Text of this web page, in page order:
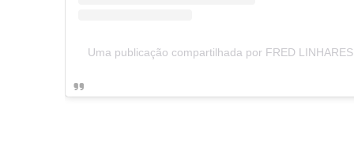
Uma publicação compartilhada por FRED